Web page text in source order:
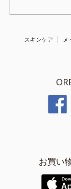
スキンケア メ
お買い